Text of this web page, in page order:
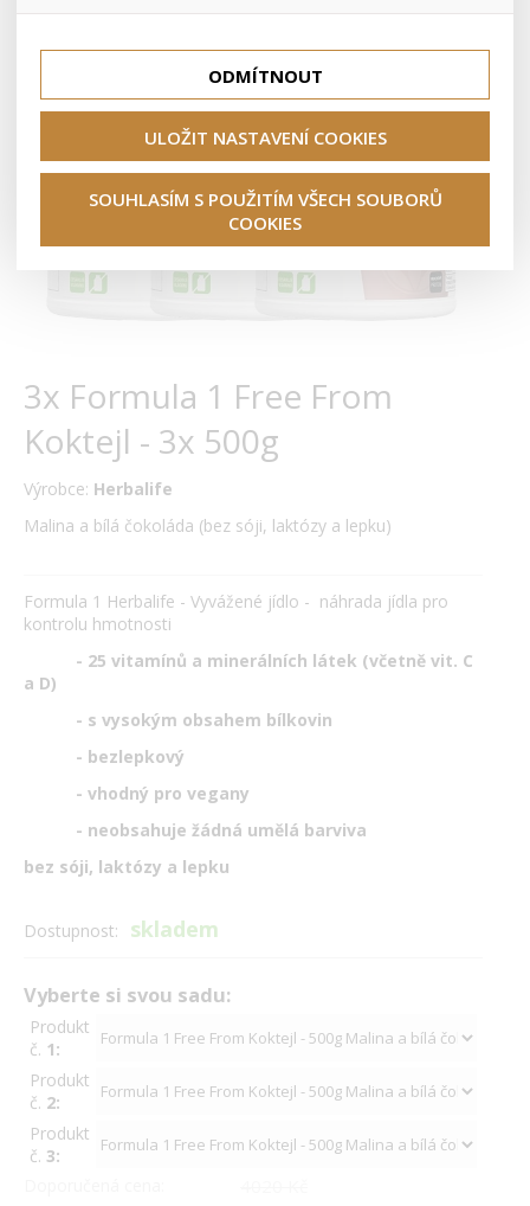
3x Formula 1 Free From
Koktejl - 3x 500g
Výrobce: Herbalife
Malina a bílá čokoláda (bez sóji, laktózy a lepku)
Formula 1 Herbalife - Vyvážené jídlo - náhrada jídla pro
kontrolu hmotnosti
- 25 vitamínů a minerálních látek (včetně vit. C
a D)
- s vysokým obsahem bílkovin
- bezlepkový
- vhodný pro vegany
- neobsahuje žádná umělá barviva
bez sóji, laktózy a lepku
Dostupnost: skladem
Vyberte si svou sadu:
Produkt
č. 1:
Produkt
č. 2:
Produkt
č. 3:
se nevhodným doporučením produktů či jiným
nedůležitým nabídkám.
marketingové kampaně.
ODMÍTNOUT
ULOŽIT NASTAVENÍ COOKIES
SOUHLASÍM S POUŽITÍM VŠECH SOUBORŮ
COOKIES